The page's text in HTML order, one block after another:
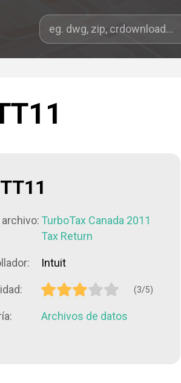
TT11
TurboTax Canada 2011
Tax Return
Intuit
(3/5)
Archivos de datos